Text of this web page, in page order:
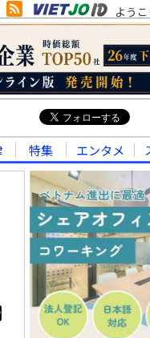
よう
特集 エンタメ